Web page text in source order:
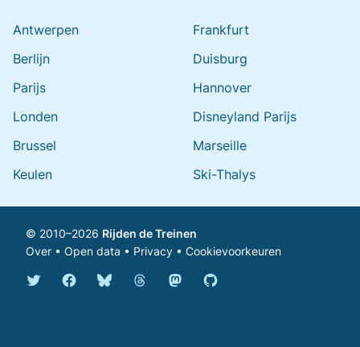
Antwerpen
Berlijn
Parijs
Londen
Brussel
Keulen
Frankfurt
Duisburg
Hannover
Disneyland Parijs
Marseille
Ski-Thalys
© 2010–2026 Rijden de Treinen
Over • Open data • Privacy • Cookievoorkeuren